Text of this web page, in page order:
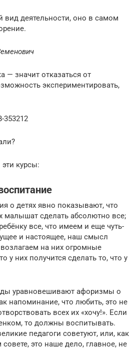
вид деятельности, оно в самом
— значит отказаться от
экспериментировать,
353212
курсы:
о детях явно показывают, что
малышат сделать абсолютно все;
все, что имеем и еще чуть-
и настоящее, наш смысл
на них огромные
у них получится сделать то, что у
уравновешивают афоризмы о
напоминание, что любить, это не
всех их «хочу!». Если
то должны воспитывать.
педагоги советуют, или, как
это наше дело, главное, не